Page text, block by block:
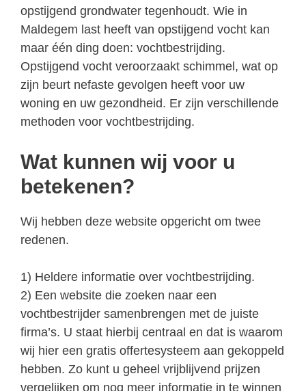
opstijgend grondwater tegenhoudt. Wie in
Maldegem last heeft van opstijgend vocht kan
maar één ding doen: vochtbestrijding.
Opstijgend vocht veroorzaakt schimmel, wat op
zijn beurt nefaste gevolgen heeft voor uw
woning en uw gezondheid. Er zijn verschillende
methoden voor vochtbestrijding.
Wat kunnen wij voor u
betekenen?
Wij hebben deze website opgericht om twee
redenen.
1) Heldere informatie over vochtbestrijding.
2) Een website die zoeken naar een
vochtbestrijder samenbrengen met de juiste
firma’s. U staat hierbij centraal en dat is waarom
wij hier een gratis offertesysteem aan gekoppeld
hebben. Zo kunt u geheel vrijblijvend prijzen
vergelijken om nog meer informatie in te winnen